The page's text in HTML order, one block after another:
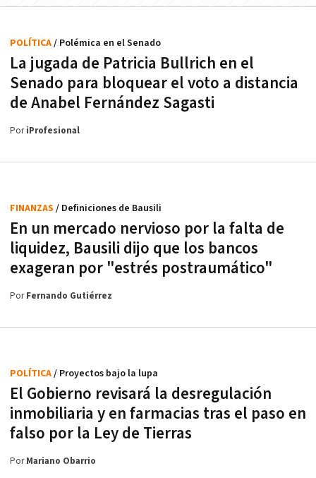
La jugada de Patricia Bullrich en el
Senado para bloquear el voto a distancia
de Anabel Fernández Sagasti
POLÍTICA/ Polémica en el Senado
PoriProfesional
En un mercado nervioso por la falta de
liquidez, Bausili dijo que los bancos
exageran por "estrés postraumático"
FINANZAS / Definiciones de Bausili
PorFernando Gutiérrez
El Gobierno revisará la desregulación
inmobiliaria y en farmacias tras el paso en
falso por la Ley de Tierras
POLÍTICA/ Proyectos bajo la lupa
PorMariano Obarrio